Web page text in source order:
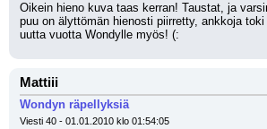
Oikein hieno kuva taas kerran! Taustat, ja
puu on älyttömän hienosti piirretty, ankkoja
uutta vuotta Wondylle myös! (:
Mattiii
Wondyn räpellyksiä
Viesti 40 - 01.01.2010 klo 01:54:05